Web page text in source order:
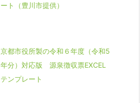
ート（豊川市提供）
京都市役所製の令和６年度（令和5
年分）対応版 源泉徴収票EXCEL
テンプレート